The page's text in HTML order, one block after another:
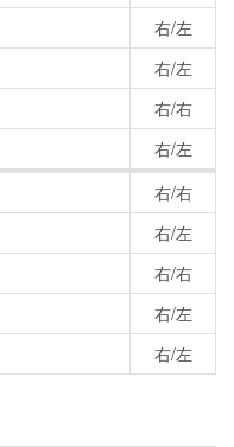
右/左
右/左
右/右
右/左
右/右
右/左
右/右
右/左
右/左